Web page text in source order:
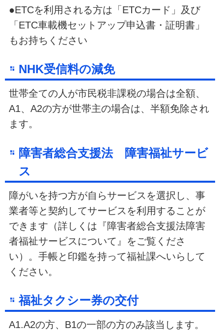
●ETCを利用される方は「ETCカード」及び
「ETC車載機セットアップ申込書・証明書」
もお持ちください
NHK受信料の減免
世帯全ての人が市民税非課税の場合は全額、
A1、A2の方が世帯主の場合は、半額免除され
ます。
障害者総合支援法 障害福祉サービ
ス
障がいを持つ方が自らサービスを選択し、事
業者等と契約してサービスを利用することが
できます（詳しくは『障害者総合支援法障害
者福祉サービスについて』をご覧くださ
い）。手帳と印鑑を持って福祉課へいらして
ください。
福祉タクシー券の交付
A1.A2の方、B1の一部の方のみ該当します。